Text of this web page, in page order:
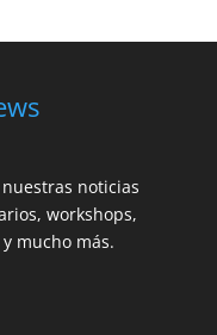
noticias
workshops,
mucho más.